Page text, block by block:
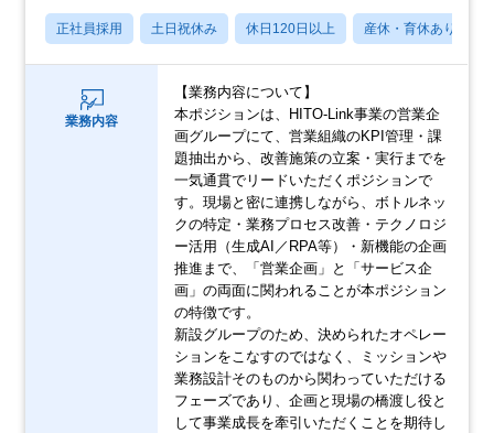
正社員採用 土日祝休み 休日120日以上 産休・育休あり
業務内容
【業務内容について】
本ポジションは、HITO-Link事業の営業企
画グループにて、営業組織のKPI管理・課
題抽出から、改善施策の立案・実行までを
一気通貫でリードいただくポジションで
す。現場と密に連携しながら、ボトルネッ
クの特定・業務プロセス改善・テクノロジ
ー活用（生成AI／RPA等）・新機能の企画
推進まで、「営業企画」と「サービス企
画」の両面に関われることが本ポジション
の特徴です。
新設グループのため、決められたオペレー
ションをこなすのではなく、ミッションや
業務設計そのものから関わっていただける
フェーズであり、企画と現場の橋渡し役と
して事業成長を牽引いただくことを期待し